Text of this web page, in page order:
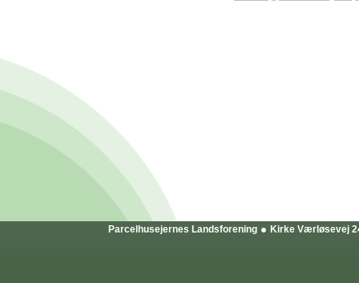
Parcelhusejernes Landsforening Kirke Værløsevej